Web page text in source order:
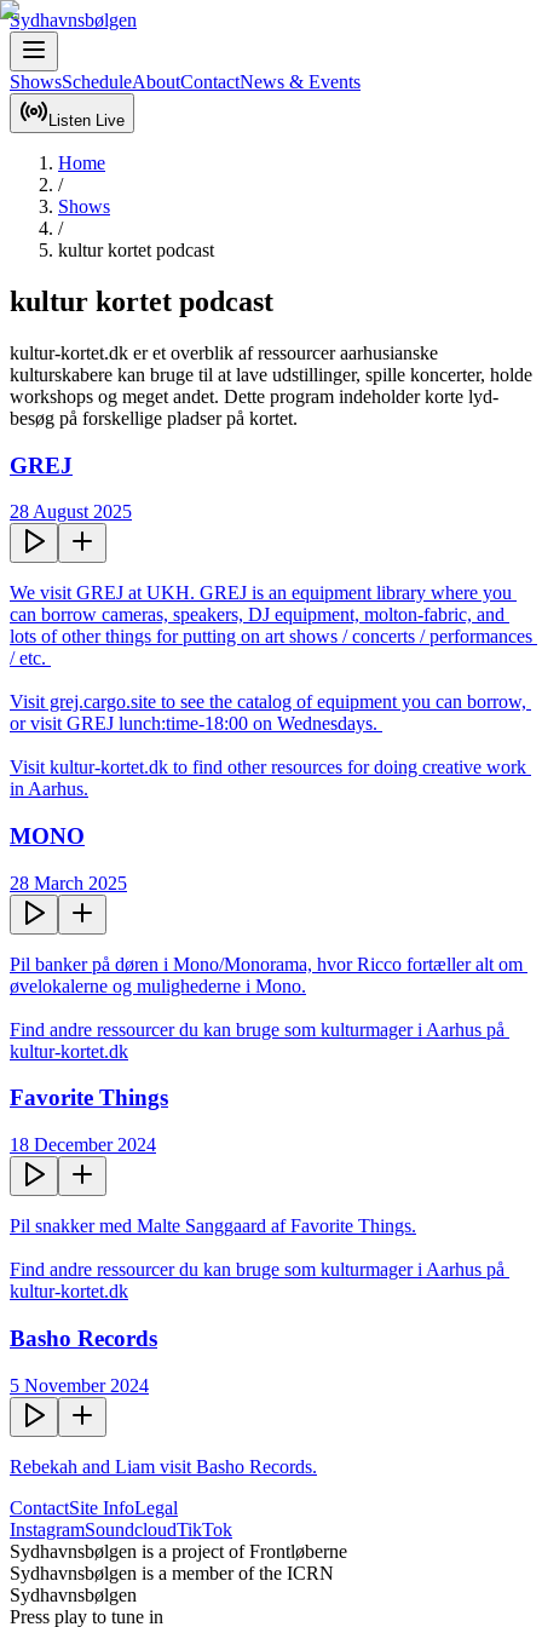
Sydhavnsbølgen
ShowsScheduleAboutContactNews & Events
Listen Live
Home
/
Shows
/
kultur kortet podcast
kultur kortet podcast
kultur-kortet.dk er et overblik af ressourcer aarhusianske
kulturskabere kan bruge til at lave udstillinger, spille koncerter, holde
workshops og meget andet. Dette program indeholder korte lyd-
besøg på forskellige pladser på kortet.
GREJ
28 August 2025
We visit GREJ at UKH. GREJ is an equipment library where you
can borrow cameras, speakers, DJ equipment, molton-fabric, and
lots of other things for putting on art shows / concerts / performances
/ etc.
Visit grej.cargo.site to see the catalog of equipment you can borrow,
or visit GREJ lunch:time-18:00 on Wednesdays.
Visit kultur-kortet.dk to find other resources for doing creative work
in Aarhus.
MONO
28 March 2025
Pil banker på døren i Mono/Monorama, hvor Ricco fortæller alt om
øvelokalerne og mulighederne i Mono.
Find andre ressourcer du kan bruge som kulturmager i Aarhus på
kultur-kortet.dk
Favorite Things
18 December 2024
Pil snakker med Malte Sanggaard af Favorite Things.
Find andre ressourcer du kan bruge som kulturmager i Aarhus på
kultur-kortet.dk
Basho Records
5 November 2024
Rebekah and Liam visit Basho Records.
ContactSite InfoLegal
InstagramSoundcloudTikTok
Sydhavnsbølgen is a project of Frontløberne
Sydhavnsbølgen is a member of the ICRN
Sydhavnsbølgen
Press play to tune in